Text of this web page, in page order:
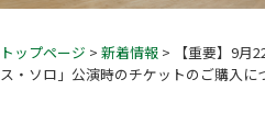
コンサートシリーズ
アマチュア・アンサンブルの日♪
その他のコンサート
トップページ > 新着情報 > 【重要】9月
ス・ソロ」公演時のチケットのご購入に